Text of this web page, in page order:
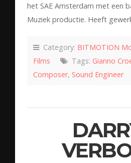
het SAE Amsterdam met een
Muziek productie. Heeft
Category: BITMOTION
Films
Tags: Gianno
Composer, Sound Engineer